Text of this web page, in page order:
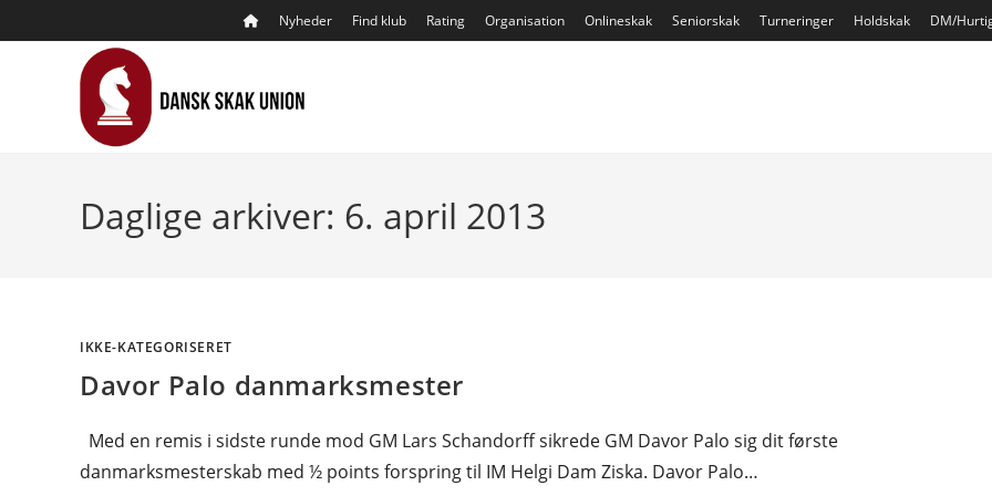
to
Nyheder Find klub Rating Organisation Onlineskak Seniorskak Turneringer Holdskak DM/
Daglige arkiver: 6. april 2013
IKKE-KATEGORISERET
Davor Palo danmarksmester
Med en remis i sidste runde mod GM Lars Schandorff sikrede GM Davor Palo sig dit første
danmarksmesterskab med ½ points forspring til IM Helgi Dam Ziska. Davor Palo…